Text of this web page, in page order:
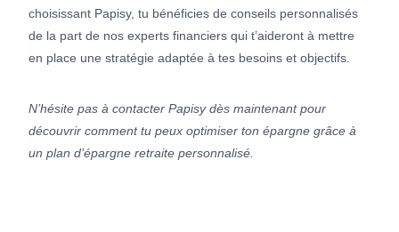
choisissant Papisy, tu bénéficies de conseils personnalisés
de la part de nos experts financiers qui t’aideront à mettre
en place une stratégie adaptée à tes besoins et objectifs.
N’hésite pas à contacter Papisy dès maintenant pour
découvrir comment tu peux optimiser ton épargne grâce à
un plan d’épargne retraite personnalisé.